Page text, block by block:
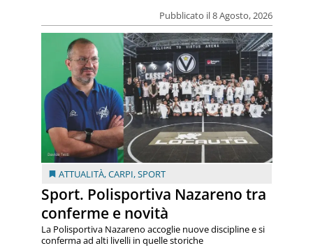
Pubblicato il 8 Agosto, 2026
ATTUALITÀ,CARPI,SPORT
Sport. Polisportiva Nazareno tra
conferme e novità
La Polisportiva Nazareno accoglie nuove discipline e si
conferma ad alti livelli in quelle storiche